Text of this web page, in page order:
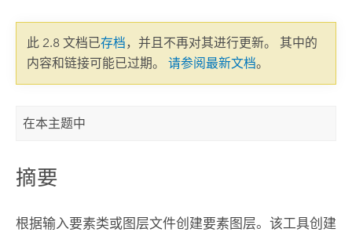
此 2.8 文档已存档，并且不再对其进行更新。 其中的
内容和链接可能已过期。 请参阅最新文档。
在本主题中
摘要
根据输入要素类或图层文件创建要素图层。该工具创建